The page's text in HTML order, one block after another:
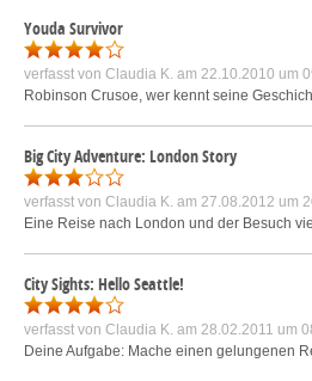
Youda Survivor
verfasst von Claudia K. am 22.10.2010 um
Robinson Crusoe, wer kennt seine
Big City Adventure: London Story
verfasst von Claudia K. am 27.08.2012 um
Eine Reise nach London und der Besuch
City Sights: Hello Seattle!
verfasst von Claudia K. am 28.02.2011 um
Deine Aufgabe: Mache einen gelungenen